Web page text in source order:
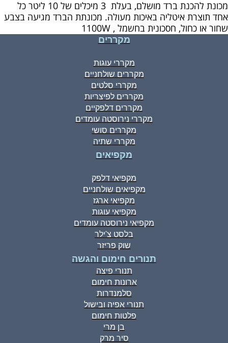
מכונת להכנת ברד מושלם, בעלת 3 מיכלים של 10 ליטר כל
אחד תוצרת איטליה באיכות מעולה. מכונתת הברד מגיעה בצבע
שחור או כחול, חסכונית בחשמל , 1100W
מקררים
מקררי עוגות
מקררים שולחניים
מקררי סלטים
מקררים לפיצריות
מקררים דלפקיים
מקררי נירוסטה עומדים
מקררים סושי
מקררי שתיה
מקפיאים
מקפיאי דלפק
מקפיאים שולחניים
מקפיאי ארגז
מקפיאי עוגות
מקפיאי נירוסטה עומדים
בלסט צ'ילר
שוק פריזר
תנורים חימום והגשה
תנורי פיצה
ארונות חימום
סלמנדרות
תנורי אפיה ובישול
פלטות חימום
בן מרי
סיר מרק